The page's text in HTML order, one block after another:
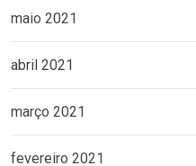
maio 2021
abril 2021
março 2021
fevereiro 2021